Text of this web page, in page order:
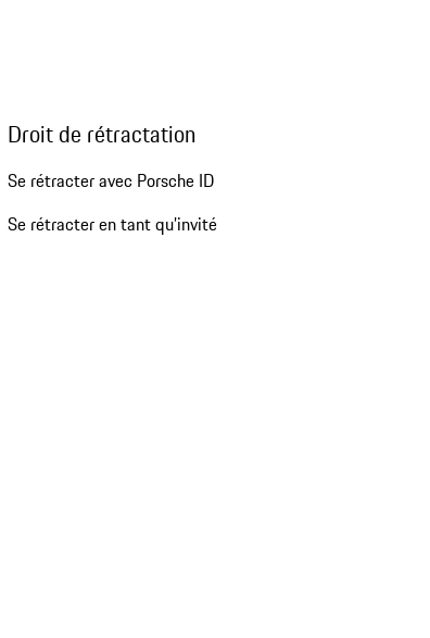
Droit de rétractation
Se rétracter avec Porsche ID
Se rétracter en tant qu’invité